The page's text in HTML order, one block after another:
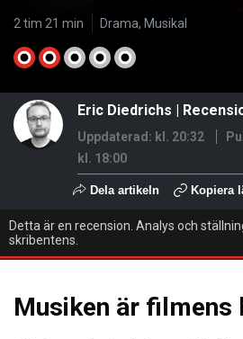
2 tim 21 min Drama, Musikal
Eric Diedrichs |
Uppdaterad: kl. 20:32
kl. 18:00
Dela artikeln Kopiera
Detta är en recension. Analys och
skribentens.
Musiken är filmens